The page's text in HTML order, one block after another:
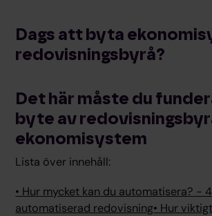
Dags att byta
redovisningsbyrå?
Det här måste du
byte av
ekonomisystem
Lista över innehåll:
• Hur mycket kan du automatisera? -
automatiserad redovisning• Hur